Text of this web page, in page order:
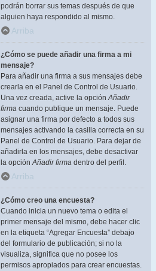
podrán borrar sus temas después de que
alguien haya respondido al mismo.
Arriba
¿Cómo se puede añadir una firma a mi
mensaje?
Para añadir una firma a sus mensajes debe
crearla en el Panel de Control de Usuario.
Una vez creada, active la opciónAñadir
firma cuando publique un mensaje. Puede
asignar una firma por defecto a todos sus
mensajes activando la casilla correcta en su
Panel de Control de Usuario. Para dejar de
añadirla en los mensajes, debe desactivar
la opciónAñadir firma dentro del perfil.
Arriba
¿Cómo creo una encuesta?
Cuando inicia un nuevo tema o edita el
primer mensaje del mismo, debe hacer clic
en la etiqueta “Agregar Encuesta” debajo
del formulario de publicación; si no la
visualiza, significa que no posee los
permisos apropiados para crear encuestas.